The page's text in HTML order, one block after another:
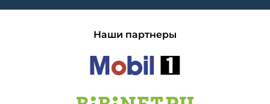
Наши партнеры